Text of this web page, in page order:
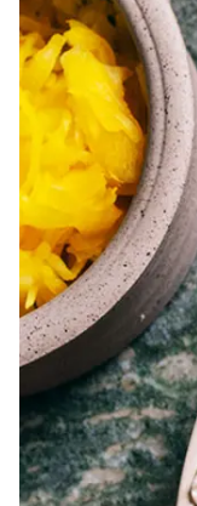
Vårt
Växthus
Vårt ansvar
Om oss